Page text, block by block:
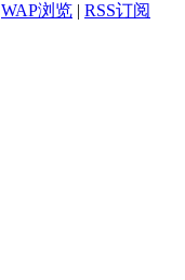
WAP浏览 | RSS订阅